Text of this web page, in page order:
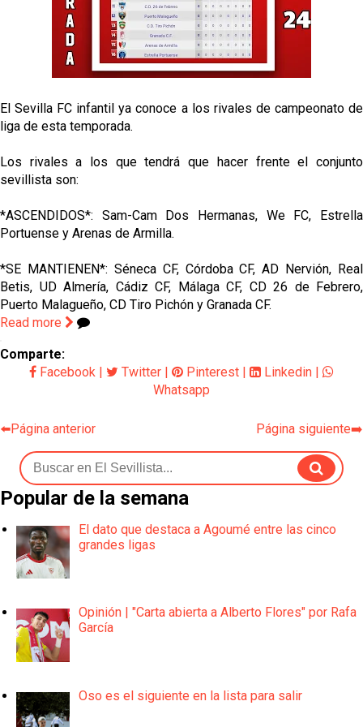
Sow muy cerca de cerrar su traspaso al Genoa
Oso es el siguiente en la lista para salir
Banquillos confirmados: así queda la cantera del
Sevilla Femenino para la 2026/27
Celta y Rayo agitan el mercado de La Liga
El Sevilla FC infantil ya conoce a los rivales de campeonato de
liga de esta temporada.
Los rivales a los que tendrá que hacer frente el conjunto
sevillista son:
*ASCENDIDOS*: Sam-Cam Dos Hermanas, We FC, Estrella
Portuense y Arenas de Armilla.
*SE MANTIENEN*: Séneca CF, Córdoba CF, AD Nervión, Real
Betis, UD Almería, Cádiz CF, Málaga CF, CD 26 de Febrero,
Puerto Malagueño, CD Tiro Pichón y Granada CF.
Read more
Comparte:
Facebook
Twitter Pinterest Linkedin
Whatsapp
⬅️Página anterior Página siguiente➡️
Popular de la semana
El dato que destaca a Agoumé entre las cinco
grandes ligas
Opinión | "Carta abierta a Alberto Flores" por Rafa
García
Oso es el siguiente en la lista para salir